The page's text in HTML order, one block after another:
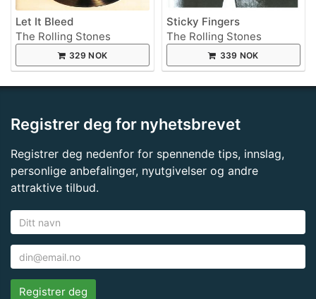
Let It Bleed
The Rolling Stones
329 NOK
Sticky Fingers
The Rolling Stones
339 NOK
Registrer deg for nyhetsbrevet
Registrer deg nedenfor for spennende tips, innslag,
personlige anbefalinger, nyutgivelser og andre
attraktive tilbud.
Registrer deg